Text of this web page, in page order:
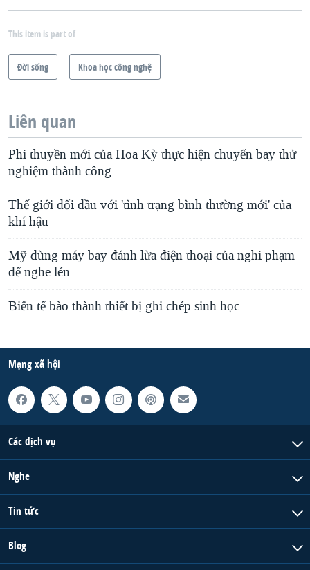
This item is part of
Ðời sống Khoa học công nghệ
Liên quan
Phi thuyền mới của Hoa Kỳ thực hiện chuyến bay thử
nghiệm thành công
Thế giới đối đầu với 'tình trạng bình thường mới' của
khí hậu
Mỹ dùng máy bay đánh lừa điện thoại của nghi phạm
để nghe lén
Biến tế bào thành thiết bị ghi chép sinh học
Mạng xã hội
Các dịch vụ
Nghe
Tin tức
Blog